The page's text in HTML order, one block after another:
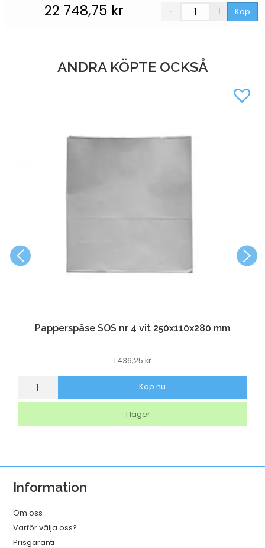
22 748,75 kr Köp
ANDRA KÖPTE OCKSÅ
Papperspåse SOS nr 4 vit 250x110x280 mm
1 436,25 kr
Papperspåse
4
mm
mängd
Köp nu
I lager
Information
Om oss
Varför välja oss?
Prisgaranti